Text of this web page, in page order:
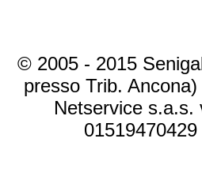
© 2005 - 2015
presso Trib.
Netservice s.a.s.